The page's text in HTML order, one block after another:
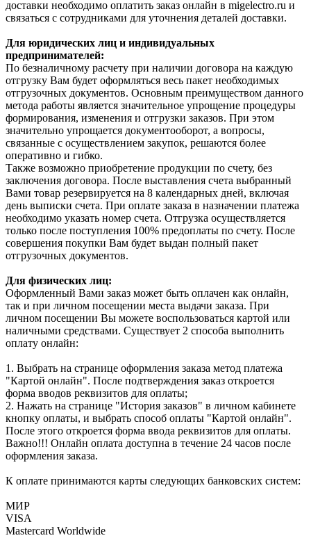
доставки необходимо оплатить заказ онлайн в migelectro.ru и
связаться с сотрудниками для уточнения деталей доставки.
Для юридических лиц и индивидуальных
предпринимателей:
По безналичному расчету при наличии договора на каждую
отгрузку Вам будет оформляться весь пакет необходимых
отгрузочных документов. Основным преимуществом данного
метода работы является значительное упрощение процедуры
формирования, изменения и отгрузки заказов. При этом
значительно упрощается документооборот, а вопросы,
связанные с осуществлением закупок, решаются более
оперативно и гибко.
Также возможно приобретение продукции по счету, без
заключения договора. После выставления счета выбранный
Вами товар резервируется на 8 календарных дней, включая
день выписки счета. При оплате заказа в назначении платежа
необходимо указать номер счета. Отгрузка осуществляется
только после поступления 100% предоплаты по счету. После
совершения покупки Вам будет выдан полный пакет
отгрузочных документов.
Для физических лиц:
Оформленный Вами заказ может быть оплачен как онлайн,
так и при личном посещении места выдачи заказа. При
личном посещении Вы можете воспользоваться картой или
наличными средствами. Существует 2 способа выполнить
оплату онлайн:
1. Выбрать на странице оформления заказа метод платежа
"Картой онлайн". После подтверждения заказ откроется
форма вводов реквизитов для оплаты;
2. Нажать на странице "История заказов" в личном кабинете
кнопку оплаты, и выбрать способ оплаты "Картой онлайн".
После этого откроется форма ввода реквизитов для оплаты.
Важно!!! Онлайн оплата доступна в течение 24 часов после
оформления заказа.
К оплате принимаются карты следующих банковских систем:
МИР
VISA
Mastercard Worldwide